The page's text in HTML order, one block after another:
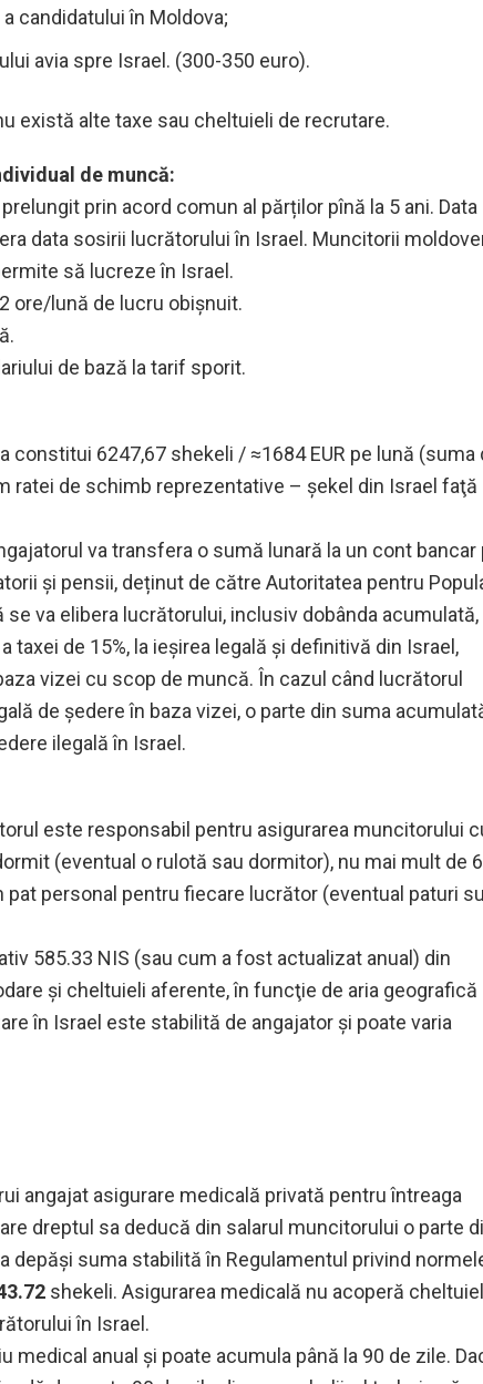
candidatului în Moldova;
avia spre Israel. (300-350 euro).
există alte taxe sau cheltuieli de recrutare.
de muncă:
prin acord comun al părților pînă la 5 ani. Data
data sosirii lucrătorului în Israel. Muncitorii
să lucreze în Israel.
ore/lună de lucru obișnuit.
de bază la tarif sporit.
constitui 6247,67 shekeli / ≈1684 EUR pe lună (suma
ratei de schimb reprezentative – şekel din Israel faţă
va transfera o sumă lunară la un cont bancar
și pensii, deținut de către Autoritatea pentru
va elibera lucrătorului, inclusiv dobânda acumulată,
de 15%, la ieșirea legală și definitivă din Israel,
vizei cu scop de muncă. În cazul când lucrătorul
de ședere în baza vizei, o parte din suma
ilegală în Israel.
este responsabil pentru asigurarea muncitorului
(eventual o rulotă sau dormitor), nu mai mult de 6
pat personal pentru fiecare lucrător (eventual paturi
585.33 NIS (sau cum a fost actualizat anual) din
şi cheltuieli aferente, în funcţie de aria geografică
în Israel este stabilită de angajator şi poate varia
angajat asigurare medicală privată pentru întreaga
dreptul sa deducă din salarul muncitorului o parte
depăși suma stabilită în Regulamentul privind
shekeli. Asigurarea medicală nu acoperă
în Israel.
medical anual și poate acumula până la 90 de zile.